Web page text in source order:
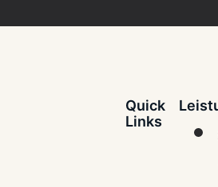
Quick
Links